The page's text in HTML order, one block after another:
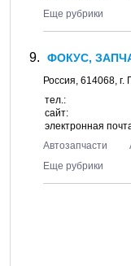
Еще рубрики
ФОКУС,
Россия, 614068, г.
тел.:
сайт:
электронная
Автозапчасти
Еще рубрики